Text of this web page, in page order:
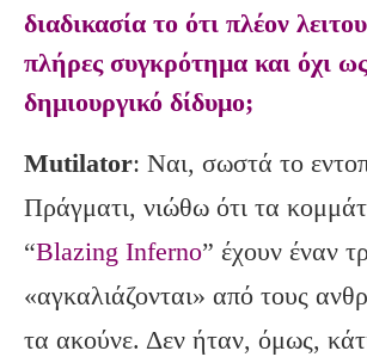
διαδικασία το ότι πλέον
πλήρες συγκρότημα και όχι ως
δημιουργικό δίδυμο;
Mutilator: Ναι, σωστά το
Πράγματι, νιώθω ότι τα
“Blazing Inferno” έχουν έναν
«αγκαλιάζονται» από τους
τα ακούνε. Δεν ήταν, όμως,